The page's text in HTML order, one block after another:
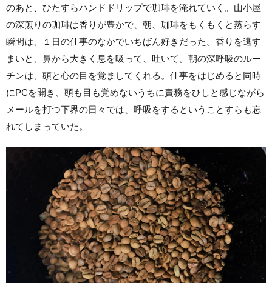
のあと、ひたすらハンドドリップで珈琲を淹れていく。山小屋
の深煎りの珈琲は香りが豊かで、朝、珈琲をもくもくと蒸らす
瞬間は、１日の仕事のなかでいちばん好きだった。香りを逃す
まいと、鼻から大きく息を吸って、吐いて。朝の深呼吸のルー
チンは、頭と心の目を覚ましてくれる。仕事をはじめると同時
にPCを開き、頭も目も覚めないうちに責務をひしと感じながら
メールを打つ下界の日々では、呼吸をするということすらも忘
れてしまっていた。